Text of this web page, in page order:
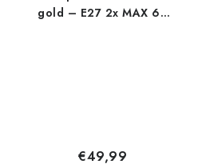
gold – E27 2x MAX 60
€49,99